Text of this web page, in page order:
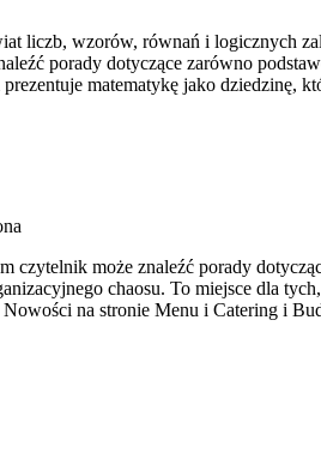
liczb, wzorów, równań i logicznych
porady dotyczące zarówno
matematykę jako dziedzinę,
może znaleźć porady
chaosu. To miejsce dla
Nowości na stronie Menu i Catering i